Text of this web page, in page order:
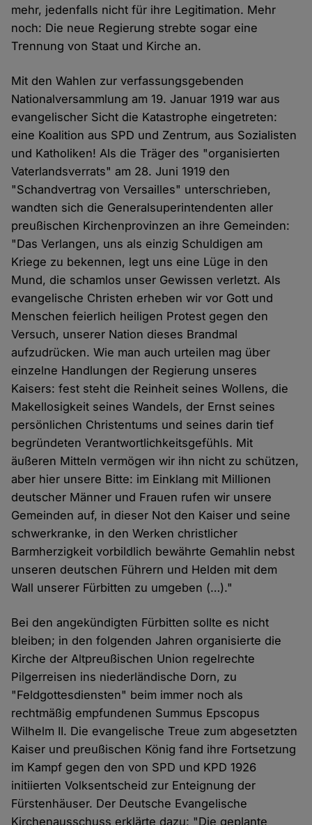
mehr, jedenfalls nicht für ihre Legitimation. Mehr
noch: Die neue Regierung strebte sogar eine
Trennung von Staat und Kirche an.
Mit den Wahlen zur verfassungsgebenden
Nationalversammlung am 19. Januar 1919 war aus
evangelischer Sicht die Katastrophe eingetreten:
eine Koalition aus SPD und Zentrum, aus Sozialisten
und Katholiken! Als die Träger des "organisierten
Vaterlandsverrats" am 28. Juni 1919 den
"Schandvertrag von Versailles" unterschrieben,
wandten sich die Generalsuperintendenten aller
preußischen Kirchenprovinzen an ihre Gemeinden:
"Das Verlangen, uns als einzig Schuldigen am
Kriege zu bekennen, legt uns eine Lüge in den
Mund, die schamlos unser Gewissen verletzt. Als
evangelische Christen erheben wir vor Gott und
Menschen feierlich heiligen Protest gegen den
Versuch, unserer Nation dieses Brandmal
aufzudrücken. Wie man auch urteilen mag über
einzelne Handlungen der Regierung unseres
Kaisers: fest steht die Reinheit seines Wollens, die
Makellosigkeit seines Wandels, der Ernst seines
persönlichen Christentums und seines darin tief
begründeten Verantwortlichkeitsgefühls. Mit
äußeren Mitteln vermögen wir ihn nicht zu schützen,
aber hier unsere Bitte: im Einklang mit Millionen
deutscher Männer und Frauen rufen wir unsere
Gemeinden auf, in dieser Not den Kaiser und seine
schwerkranke, in den Werken christlicher
Barmherzigkeit vorbildlich bewährte Gemahlin nebst
unseren deutschen Führern und Helden mit dem
Wall unserer Fürbitten zu umgeben (…)."
Bei den angekündigten Fürbitten sollte es nicht
bleiben; in den folgenden Jahren organisierte die
Kirche der Altpreußischen Union regelrechte
Pilgerreisen ins niederländische Dorn, zu
"Feldgottesdiensten" beim immer noch als
rechtmäßig empfundenen Summus Epscopus
Wilhelm II. Die evangelische Treue zum abgesetzten
Kaiser und preußischen König fand ihre Fortsetzung
im Kampf gegen den von SPD und KPD 1926
initiierten Volksentscheid zur Enteignung der
Fürstenhäuser. Der Deutsche Evangelische
Kirchenausschuss erklärte dazu: "Die geplante